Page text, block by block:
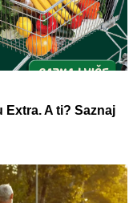
Extra. A ti? Saznaj